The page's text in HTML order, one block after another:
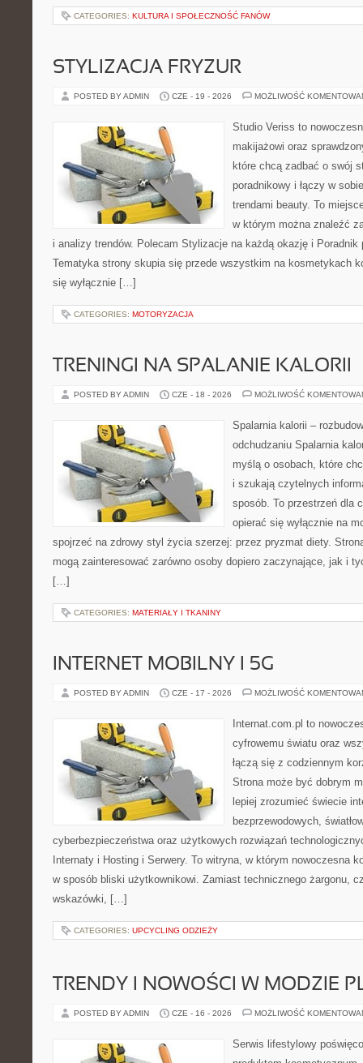
CATEGORIES: KULTURA I SPOŁECZNOŚĆ FANÓW
STYLIZACJA FRYZUR
POSTED BY ADMIN CZE - 19 - 2026 MOŻLIWOŚĆ
Studio Veriss to
makijażowi oraz
które chcą zadbać o swój
poradnikowy i łączy w
trendami beauty. To
w którym można znaleźć
i analizy trendów. Polecam Stylizacje na każdą okazję i
Tematyka strony skupia się przede wszystkim na kosmetykach
się wyłącznie […]
CATEGORIES: MOTORYZACJA
TRENINGI NA SPALANIE KALORII
POSTED BY ADMIN CZE - 18 - 2026 MOŻLIWOŚĆ
Spalarnia kalorii –
odchudzaniu Spalarnia
myślą o osobach, które
i szukają czytelnych
sposób. To przestrzeń dla
opierać się wyłącznie na
spojrzeć na zdrowy styl życia szerzej: przez pryzmat diety.
mogą zainteresować zarówno osoby dopiero zaczynające, jak i
[…]
CATEGORIES: MATERIAŁY I TKANINY
INTERNET MOBILNY I 5G
POSTED BY ADMIN CZE - 17 - 2026 MOŻLIWOŚĆ
Internat.com.pl to
cyfrowemu światu oraz
łączą się z codziennym
Strona może być dobrym
lepiej zrozumieć świecie
bezprzewodowych,
cyberbezpieczeństwa oraz użytkowych rozwiązań
Internaty i Hosting i Serwery. To witryna, w którym nowoczesna
w sposób bliski użytkownikowi. Zamiast technicznego żargonu,
wskazówki, […]
CATEGORIES: UPCYCLING ODZIEŻY
TRENDY I NOWOŚCI W MODZIE
POSTED BY ADMIN CZE - 16 - 2026 MOŻLIWOŚĆ
Serwis lifestylowy